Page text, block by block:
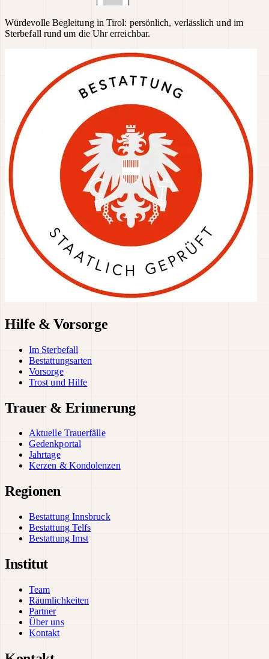
Würdevolle Begleitung in Tirol: persönlich, verlässlich und im
Sterbefall rund um die Uhr erreichbar.
Hilfe & Vorsorge
Im Sterbefall
Bestattungsarten
Vorsorge
Trost und Hilfe
Trauer & Erinnerung
Aktuelle Trauerfälle
Gedenkportal
Jahrtage
Kerzen & Kondolenzen
Regionen
Bestattung Innsbruck
Bestattung Telfs
Bestattung Imst
Institut
Team
Räumlichkeiten
Partner
Über uns
Kontakt